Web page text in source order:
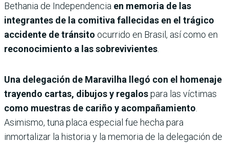
Bethania de Independencia en memoria de las
integrantes de la comitiva fallecidas en el trágico
accidente de tránsito ocurrido en Brasil, así como en
reconocimiento a las sobrevivientes.
Una delegación de Maravilha llegó con el homenaje
trayendo cartas, dibujos y regalospara las víctimas
como muestras de cariño y acompañamiento.
Asimismo, tuna placa especial fue hecha para
inmortalizar la historia y la memoria de la delegación de